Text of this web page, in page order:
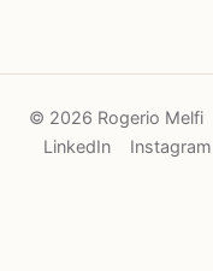
© 2026 Rogerio Melfi
LinkedIn
Instagram